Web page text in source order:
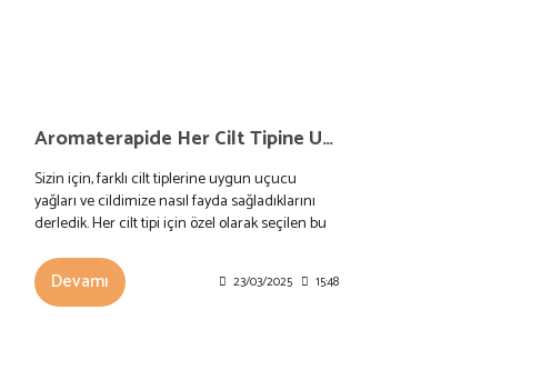
Aromaterapide Her Cilt Tipine Uygun Uçucu Yağlar ve Faydaları | Normal, Kuru, Hassas, Olgun, Yağlı Cilt Tipleri
Sizin için, farklı cilt tiplerine uygun uçucu
yağları ve cildimize nasıl fayda sağladıklarını
derledik. Her cilt tipi için özel olarak seçilen bu
sağlıklı, parlak ve ışıltılı bir görünüm elde
etmenize yardımcı olacak.
Devamı 23/03/2025 15:48